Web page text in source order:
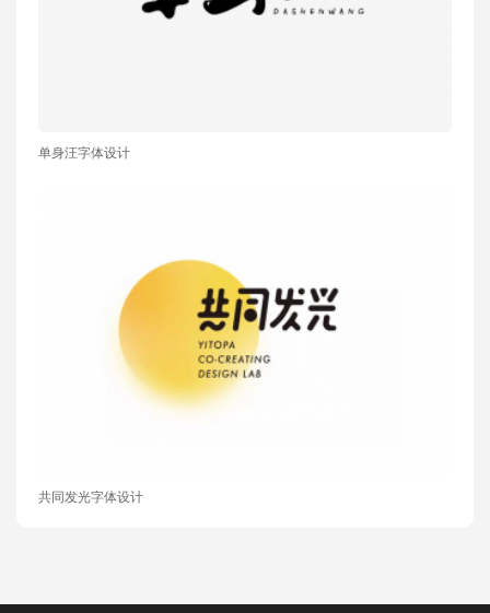
单身汪字体设计
共同发光字体设计